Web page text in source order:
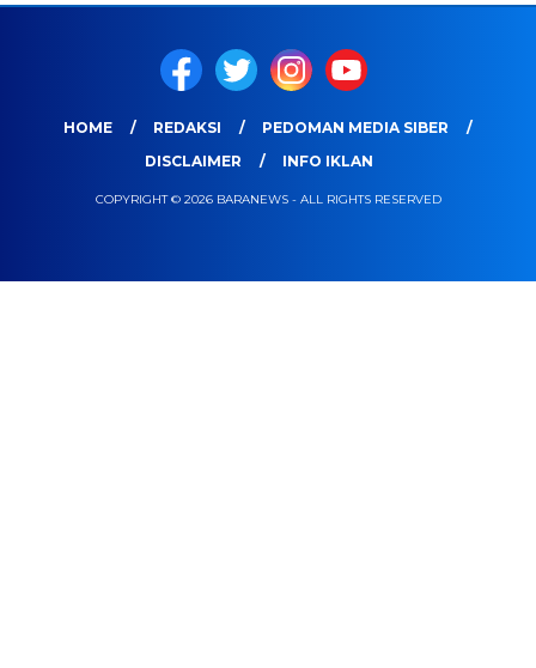
HOME REDAKSI
PEDOMAN MEDIA SIBER
DISCLAIMER
INFO IKLAN
COPYRIGHT © 2026 BARANEWS - ALL RIGHTS RESERVED